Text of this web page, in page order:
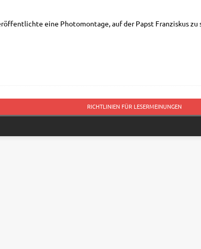
eine Pho­to­mon­ta­ge, auf der Papst Fran­zis­kus zu
RICHTLINIEN FÜR LESERMEINUNGEN